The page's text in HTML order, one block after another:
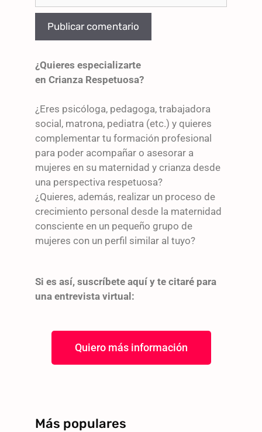
¿Quieres especializarte
en Crianza Respetuosa?
¿Eres psicóloga, pedagoga, trabajadora
social, matrona, pediatra (etc.) y quieres
complementar tu formación profesional
para poder acompañar o asesorar a
mujeres en su maternidad y crianza desde
una perspectiva respetuosa?
¿Quieres, además, realizar un proceso de
crecimiento personal desde la maternidad
consciente en un pequeño grupo de
mujeres con un perfil similar al tuyo?
Si es así, suscríbete aquí y te citaré para
una entrevista virtual:
Quiero más información
Más populares